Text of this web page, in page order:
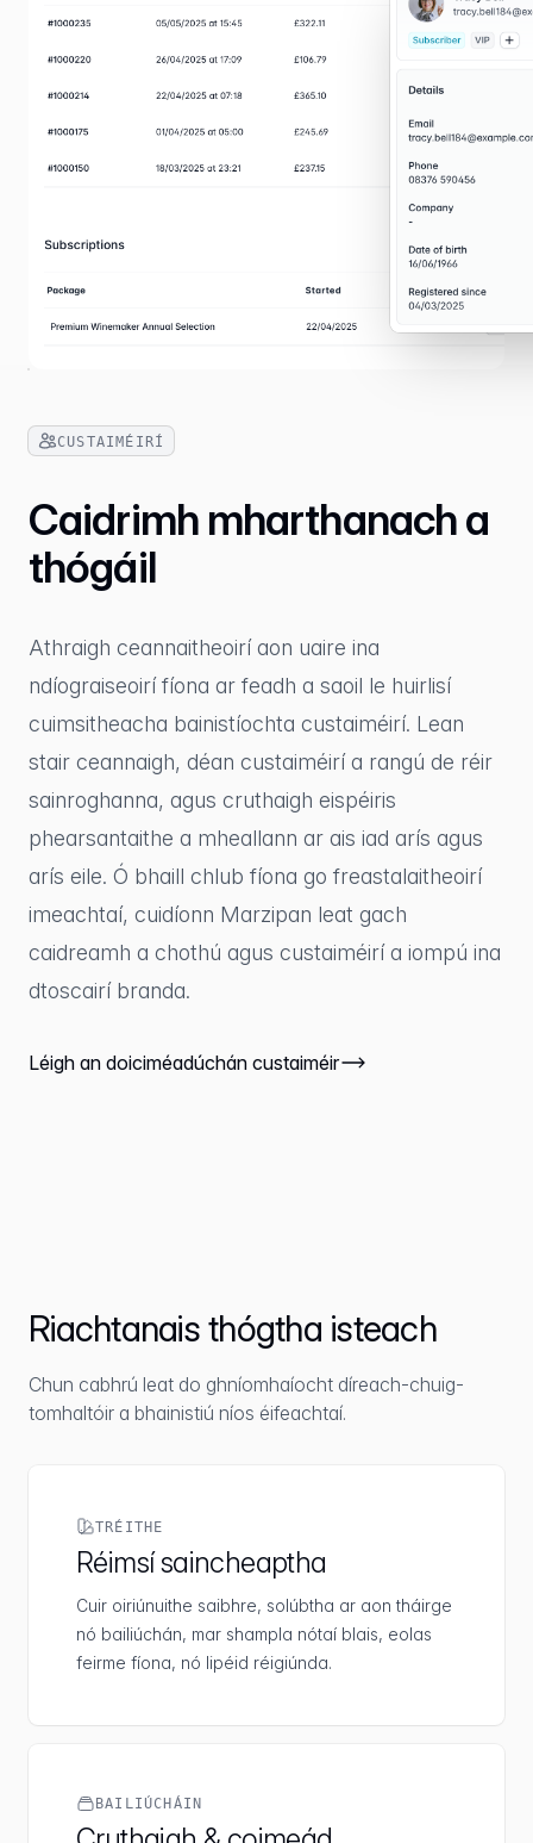
CUSTAIMÉIRÍ
Caidrimh mharthanach a
thógáil
Athraigh ceannaitheoirí aon uaire ina
ndíograiseoirí fíona ar feadh a saoil le huirlisí
cuimsitheacha bainistíochta custaiméirí. Lean
stair ceannaigh, déan custaiméirí a rangú de réir
sainroghanna, agus cruthaigh eispéiris
phearsantaithe a mheallann ar ais iad arís agus
arís eile. Ó bhaill chlub fíona go freastalaitheoirí
imeachtaí, cuidíonn Marzipan leat gach
caidreamh a chothú agus custaiméirí a iompú ina
dtoscairí branda.
Léigh an doiciméadúchán custaiméir
Riachtanais thógtha isteach
Chun cabhrú leat do ghníomhaíocht díreach-chuig-
tomhaltóir a bhainistiú níos éifeachtaí.
TRÉITHE
Réimsí saincheaptha
Cuir oiriúnuithe saibhre, solúbtha ar aon tháirge
nó bailiúchán, mar shampla nótaí blais, eolas
feirme fíona, nó lipéid réigiúnda.
BAILIÚCHÁIN